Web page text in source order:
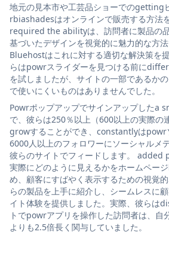
地元の見本市や工芸品ショーでのgetting
rbiashadesはオンラインで販売する方法
required the abilityは、訪問者に製品の
基づいたデザインを視覚的に魅力的な方
Bluehostはこれに対する適切な解決策を
らはpowrスライダーを見つける前に
を試しましたが、サイトの一部であるか
で使いにくいものはありませんでした。
Powrポップアップでサインアップしたa
で、彼らは250％以上（600以上の実際の
growすることができ、constantlyはpowr
6000人以上のフォロワーにソーシャルメ
彼らのサイトでフィードします。
実際にどのように見えるかをホームペー
め、顧客にすばやく表示するための視覚
らの製品を上手に紹介し、シームレスに
イト体験を提供しました。実際、彼らは
トでpowrアプリを操作した訪問者は、自
よりも2.5倍長く関与していました。